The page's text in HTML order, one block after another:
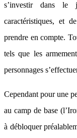
s’investir dans le
caractéristiques, et
prendre en compte.
tels que les
personnages
Cependant pour une
au camp de base
à débloquer